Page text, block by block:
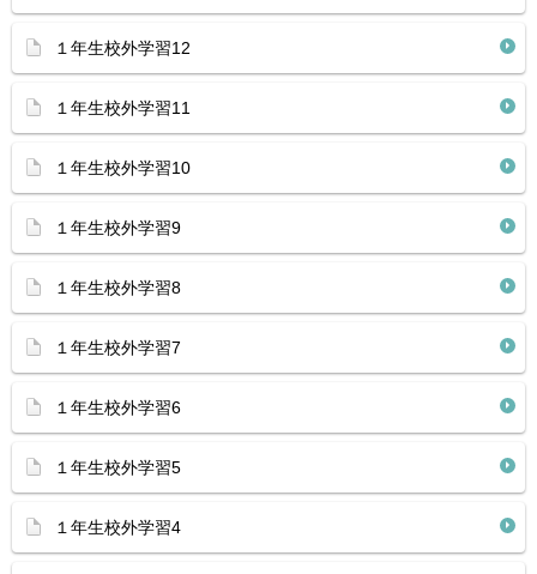
１年生校外学習12
１年生校外学習11
１年生校外学習10
１年生校外学習9
１年生校外学習8
１年生校外学習7
１年生校外学習6
１年生校外学習5
１年生校外学習4